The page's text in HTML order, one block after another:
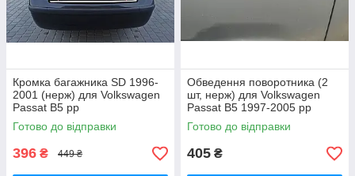
Кромка багажника SD 1996-
2001 (нерж) для Volkswagen
Passat B5 рр
Готово до відправки
396 ₴ 449 ₴
Обведення поворотника (2
шт, нерж) для Volkswagen
Passat B5 1997-2005 рр
Готово до відправки
405 ₴